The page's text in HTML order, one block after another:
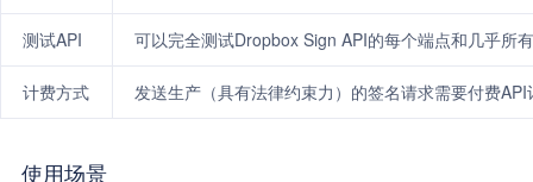
测试API 可以完全测试Dropbox Sign API的每个端点和几乎所
计费方式 发送生产（具有法律约束力）的签名请求需要付费API
使用场景